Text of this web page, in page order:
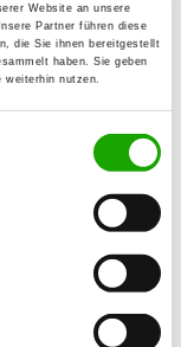
Website an unsere
Partner führen diese
die Sie ihnen bereitgestellt
haben. Sie geben
nutzen.